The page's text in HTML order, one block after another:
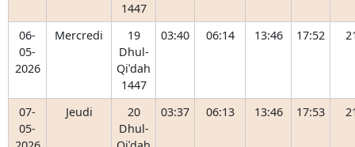
1447
06-
05-
2026
Mercredi
19
Dhul-
Qiʿdah
1447
03:40 06:14 13:46 17:52
07-
05-
Jeudi
20
Dhul-
03:37 06:13 13:46 17:53